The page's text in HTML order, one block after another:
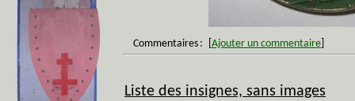
Commentaires : Ajouter un commentaire
Liste des insignes, sans images